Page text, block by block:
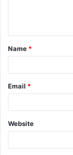
t
*
Name *
Email *
Website